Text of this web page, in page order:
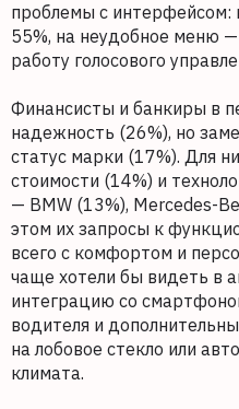
проблемы с интерфейсом:
55%, на неудобное меню
работу голосового
Финансисты и банкиры в
надежность (26%), но
статус марки (17%). Для
стоимости (14%) и
— BMW (13%), Mercedes-
этом их запросы к
всего с комфортом и
чаще хотели бы видеть в
интеграцию со
водителя и
на лобовое стекло или
климата.